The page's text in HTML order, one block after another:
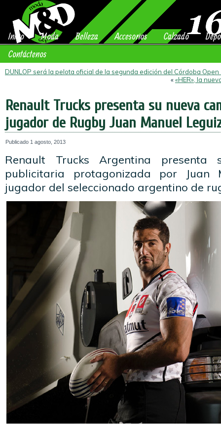
Inicio Moda Belleza Accesorios Calzado
Contáctenos
DUNLOP será la pelota oficial de la segunda edición del Córdoba Open
««HER», la
Renault Trucks presenta su nueva
jugador de Rugby Juan Manuel
Publicado 1 agosto, 2013
Renault Trucks Argentina presenta
publicitaria protagonizada por Juan
jugador del seleccionado argentino de